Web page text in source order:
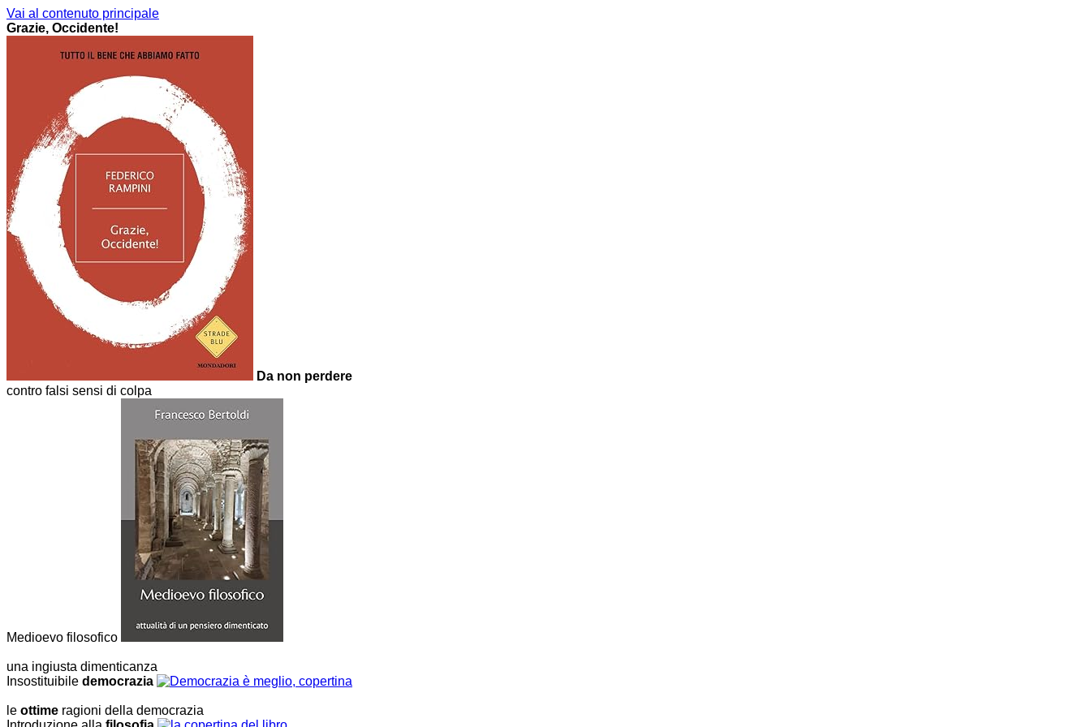
Vai al contenuto principale
Grazie, Occidente!
Da non perdere
contro falsi sensi di colpa
Medioevo filosofico
una ingiusta dimenticanza
Insostituibile democrazia
le ottime ragioni della democrazia